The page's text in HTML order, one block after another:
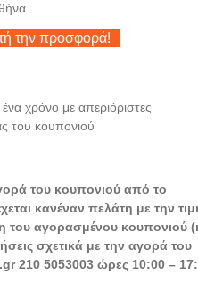
την προσφορά!
χρόνο με απεριόριστες
του κουπονιού
του κουπονιού από το
κανέναν πελάτη με την
αγορασμένου κουπονιού
σχετικά με την αγορά του
210 5053003 ώρες 10:00 –